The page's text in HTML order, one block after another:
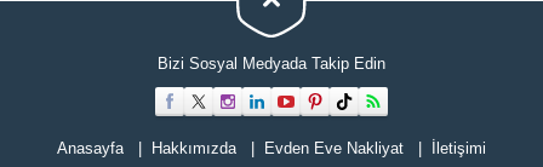
Bizi Sosyal Medyada Takip Edin
Anasayfa Hakkımızda Evden Eve Nakliyat İletişimi
Cevap Yaz